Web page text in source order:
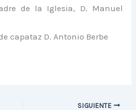
de la Iglesia, D. Manuel
capataz D. Antonio Berbe
SIGUIENTE